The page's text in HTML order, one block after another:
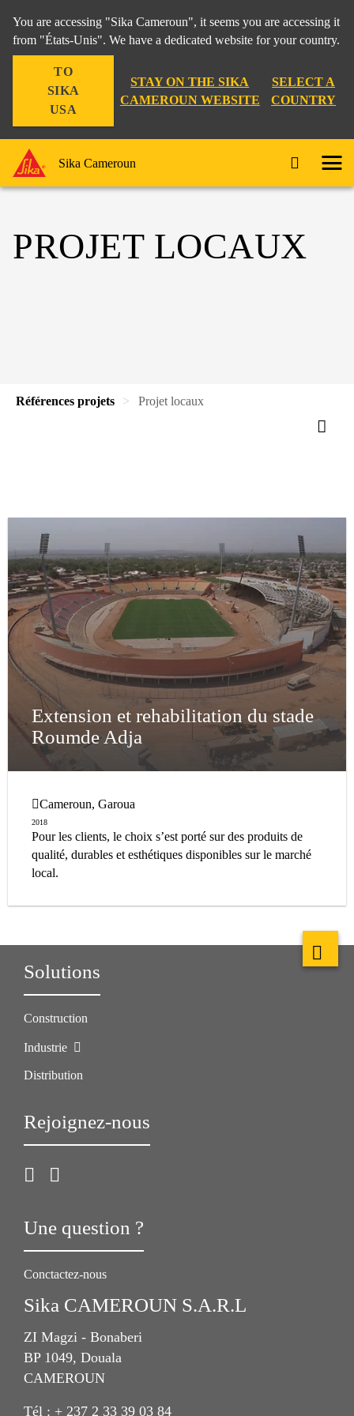
You are accessing "Sika Cameroun", it seems you are accessing it
from "États-Unis". We have a dedicated website for your country.
TO
SIKA
USA
STAY ON THE SIKA
CAMEROUN WEBSITE
SELECT A
COUNTRY
Sika Cameroun
PROJET LOCAUX
Références projets Projet locaux
Extension et rehabilitation du stade
Roumde Adja
Cameroun, Garoua
2018
Pour les clients, le choix s’est porté sur des produits de
qualité, durables et esthétiques disponibles sur le marché
local.
Solutions
Construction
Industrie
Distribution
Rejoignez-nous
Une question ?
Conctactez-nous
Sika CAMEROUN S.A.R.L
ZI Magzi - Bonaberi
BP 1049, Douala
CAMEROUN
Tél : + 237 2 33 39 03 84